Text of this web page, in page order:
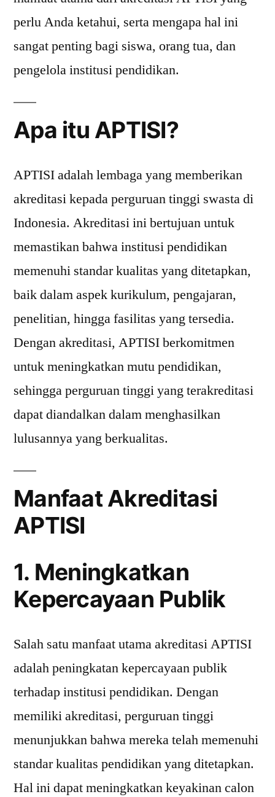
perlu Anda ketahui, serta mengapa hal ini
sangat penting bagi siswa, orang tua, dan
pengelola institusi pendidikan.
Apa itu APTISI?
APTISI adalah lembaga yang memberikan
akreditasi kepada perguruan tinggi swasta di
Indonesia. Akreditasi ini bertujuan untuk
memastikan bahwa institusi pendidikan
memenuhi standar kualitas yang ditetapkan,
baik dalam aspek kurikulum, pengajaran,
penelitian, hingga fasilitas yang tersedia.
Dengan akreditasi, APTISI berkomitmen
untuk meningkatkan mutu pendidikan,
sehingga perguruan tinggi yang terakreditasi
dapat diandalkan dalam menghasilkan
lulusannya yang berkualitas.
Manfaat Akreditasi
APTISI
1. Meningkatkan
Kepercayaan Publik
Salah satu manfaat utama akreditasi APTISI
adalah peningkatan kepercayaan publik
terhadap institusi pendidikan. Dengan
memiliki akreditasi, perguruan tinggi
menunjukkan bahwa mereka telah memenuhi
standar kualitas pendidikan yang ditetapkan.
Hal ini dapat meningkatkan keyakinan calon